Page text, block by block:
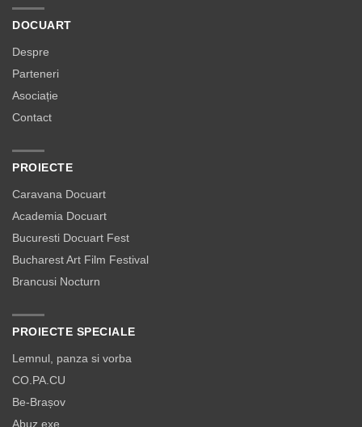
DOCUART
Despre
Parteneri
Asociație
Contact
PROIECTE
Caravana Docuart
Academia Docuart
Bucuresti Docuart Fest
Bucharest Art Film Festival
Brancusi Nocturn
PROIECTE SPECIALE
Lemnul, panza si vorba
CO.PA.CU
Be-Brașov
Abuz.exe